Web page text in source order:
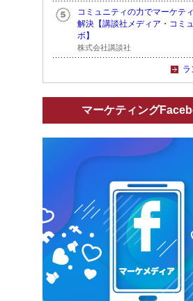
コミュニティの力でマーケテ
解決【講談社メディア・コミ
ボ】
株式会社講談社
ラ
マーケティング